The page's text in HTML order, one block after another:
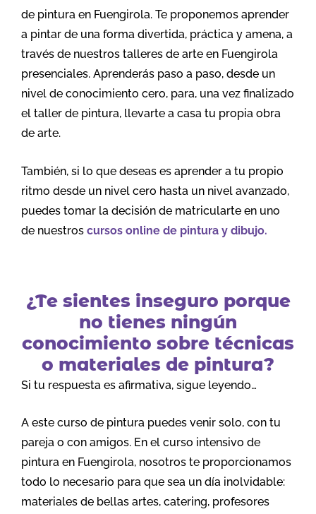
de pintura en Fuengirola. Te proponemos aprender
a pintar de una forma divertida, práctica y amena, a
través de nuestros talleres de arte en Fuengirola
presenciales. Aprenderás paso a paso, desde un
nivel de conocimiento cero, para, una vez finalizado
el taller de pintura, llevarte a casa tu propia obra
de arte.
También, si lo que deseas es aprender a tu propio
ritmo desde un nivel cero hasta un nivel avanzado,
puedes tomar la decisión de matricularte en uno
de nuestros cursos online de pintura y dibujo.
¿Te sientes inseguro porque
no tienes ningún
conocimiento sobre técnicas
o materiales de pintura?
Si tu respuesta es afirmativa, sigue leyendo…
A este curso de pintura puedes venir solo, con tu
pareja o con amigos. En el curso intensivo de
pintura en Fuengirola, nosotros te proporcionamos
todo lo necesario para que sea un día inolvidable:
materiales de bellas artes, catering, profesores